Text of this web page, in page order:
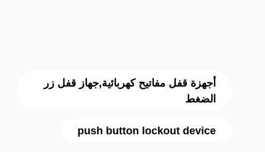
أجهزة قفل مفاتيح كهربائية,جهاز قفل زر
الضغط
push button lockout device